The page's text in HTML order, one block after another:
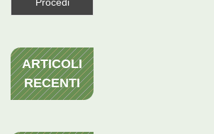
ARTICOLI
RECENTI